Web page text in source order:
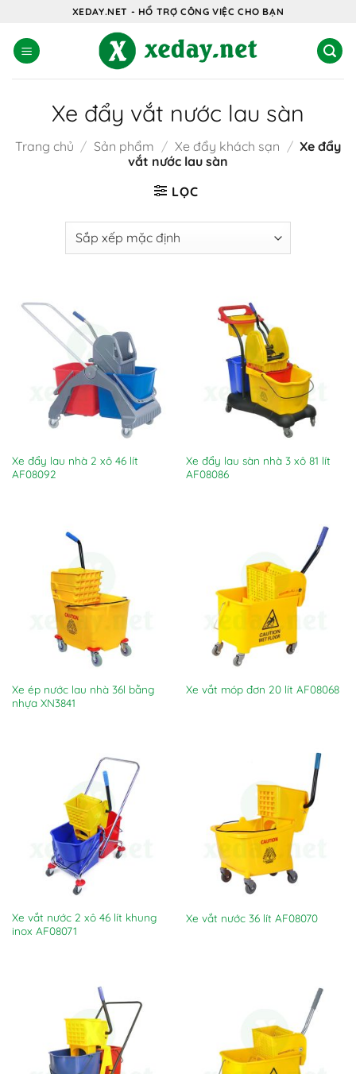
nội
dung
XEDAY.NET - HỔ TRỢ CÔNG VIỆC CHO BẠN
Xe đẩy vắt nước lau sàn
Trang chủ / Sản phẩm / Xe đẩy khách sạn / Xe đẩy
vắt nước lau sàn
LỌC
Xe đẩy lau nhà 2 xô 46 lít
AF08092
Xe đẩy lau sàn nhà 3 xô 81 lít
AF08086
Xe ép nước lau nhà 36l bằng
nhựa XN3841
Xe vắt móp đơn 20 lít AF08068
Xe vắt nước 2 xô 46 lít khung
inox AF08071
Xe vắt nước 36 lít AF08070